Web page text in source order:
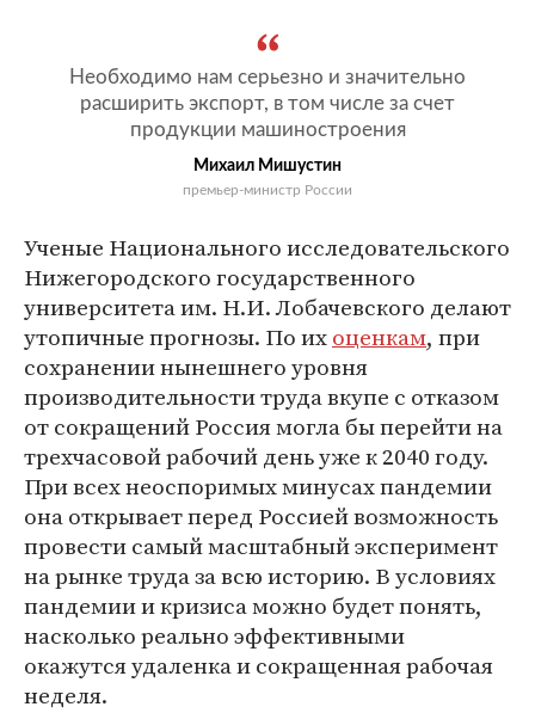
Необходимо нам серьезно и значительно
расширить экспорт, в том числе за счет
продукции машиностроения
Михаил Мишустин
премьер-министр России
Ученые Национального исследовательского
Нижегородского государственного
университета им. Н.И. Лобачевского делают
утопичные прогнозы. По ихоценкам, при
сохранении нынешнего уровня
производительности труда вкупе с отказом
от сокращений Россия могла бы перейти на
трехчасовой рабочий день уже к 2040 году.
При всех неоспоримых минусах пандемии
она открывает перед Россией возможность
провести самый масштабный эксперимент
на рынке труда за всю историю. В условиях
пандемии и кризиса можно будет понять,
насколько реально эффективными
окажутся удаленка и сокращенная рабочая
неделя.